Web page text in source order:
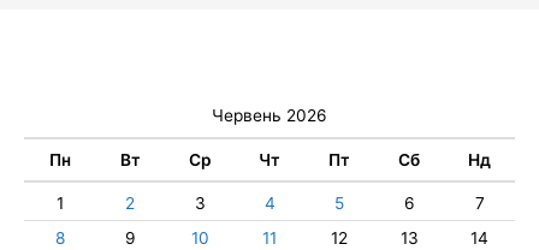
Червень 2026
Пн Вт Ср Чт Пт Сб Нд
1 2 3 4 5 6
7
8
9 10 11 12 13
14